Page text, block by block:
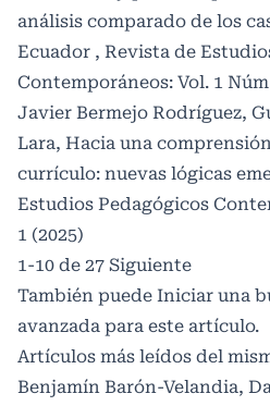
análisis comparado de los
Ecuador , Revista de
Contemporáneos: Vol. 1
Javier Bermejo Rodríguez,
Lara, Hacia una
currículo: nuevas lógicas
Estudios Pedagógicos
1 (2025)
1-10 de 27 Siguiente
También puede Iniciar una
avanzada para este artículo.
Artículos más leídos del
Benjamín Barón-Velandia,